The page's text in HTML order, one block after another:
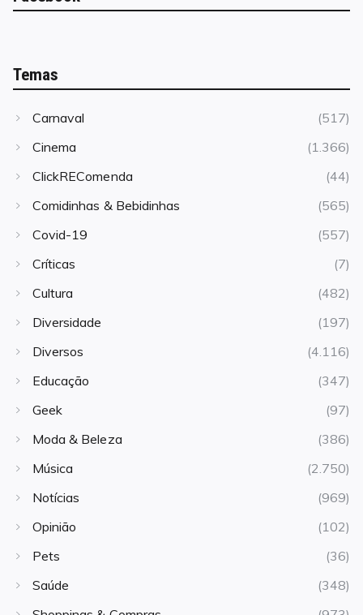
Temas
Carnaval
(517)
Cinema
(1.366)
ClickREComenda
(44)
Comidinhas & Bebidinhas
(565)
Covid-19
(557)
Críticas
(7)
Cultura
(482)
Diversidade
(197)
Diversos
(4.116)
Educação
(347)
Geek
(97)
Moda & Beleza
(386)
Música
(2.750)
Notícias
(969)
Opinião
(102)
Pets
(36)
Saúde
(348)